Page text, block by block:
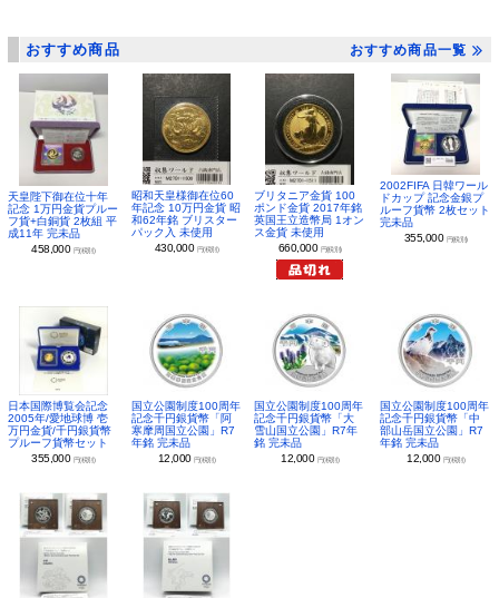
おすすめ商品 おすすめ商品一覧
天皇陛下御在位十年
記念 1万円金貨プルー
フ貨+白銅貨 2枚組 平
成11年 完未品
458,000 円(税別)
昭和天皇様御在位60
年記念 10万円金貨 昭
和62年銘 ブリスター
パック入 未使用
430,000 円(税別)
ブリタニア金貨 100
ポンド金貨 2017年銘
英国王立造幣局 1オン
ス金貨 未使用
660,000 円(税別)
2002FIFA 日韓ワール
ドカップ 記念金銀プ
ルーフ貨幣 2枚セット
完未品
355,000 円(税別)
日本国際博覧会記念
2005年/愛地球博 壱
万円金貨/千円銀貨幣
プルーフ貨幣セット
355,000 円(税別)
国立公園制度100周年
記念千円銀貨幣「阿
寒摩周国立公園」R7
年銘 完未品
12,000 円(税別)
国立公園制度100周年
記念千円銀貨幣「大
雪山国立公園」R7年
銘 完未品
12,000 円(税別)
国立公園制度100周年
記念千円銀貨幣「中
部山岳国立公園」R7
年銘 完未品
12,000 円(税別)